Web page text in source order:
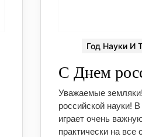
Год Науки И
С Днем
Уважаемые
российской науки!
играет очень
практически на